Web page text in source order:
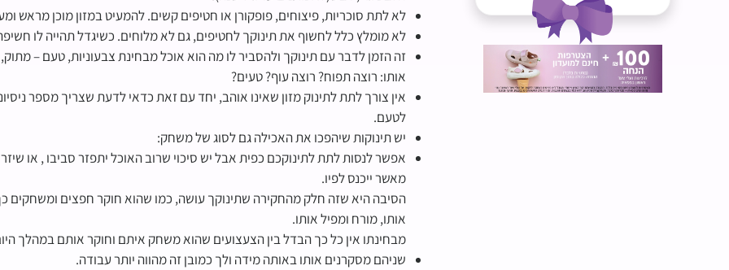
לא לתת סוכריות, פיצוחים, פופקורן או חטיפים קשים. להמעיט במזון מוכן מראש
לא מומלץ כלל לחשוף את תינוקך לחטיפים, גם לא מלוחים. כשיגדל תהייה לו
זה הזמן לדבר עם תינוקך ולהסביר לו מה הוא אוכל מבחינת צבעוניות, טעם –
אותו: רוצה תפוח? רוצה עוף? טעים?
אין צורך לתת לתינוק מזון שאינו אוהב, יחד עם זאת כדאי לדעת שצריך מספר
לטעם.
יש תינוקות שיהפכו את האכילה גם לסוג של משחק:
אפשר לנסות לתת לתינוקכם כפית אבל יש סיכוי שרוב האוכל יתפזר סביבו , או
מאשר ייכנס לפיו.
הסיבה היא שזה חלק מהחקירה שתינוקך עושה, כמו שהוא חוקר חפצים ומשחקים
אותו, מורח ומפיל אותו.
מבחינתו אין כל כך הבדל בין הצעצועים שהוא משחק איתם וחוקר אותם במהלך
שניהם מסקרנים אותו באותה מידה ולך כמובן זה מהווה יותר עבודה.